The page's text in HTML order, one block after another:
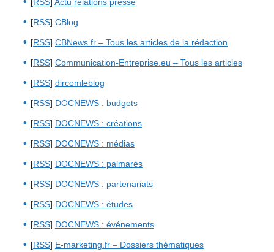
[RSS] CBlog
[RSS] CBNews.fr – Tous les articles de la rédaction
[RSS] Communication-Entreprise.eu – Tous les articles
[RSS] dircomleblog
[RSS] DOCNEWS : budgets
[RSS] DOCNEWS : créations
[RSS] DOCNEWS : médias
[RSS] DOCNEWS : palmarès
[RSS] DOCNEWS : partenariats
[RSS] DOCNEWS : études
[RSS] DOCNEWS : événements
[RSS] E-marketing.fr – Dossiers thématiques